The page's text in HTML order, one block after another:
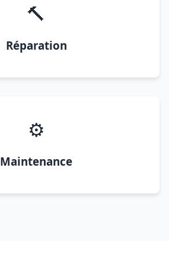
🔨
Réparation
⚙️
Maintenance